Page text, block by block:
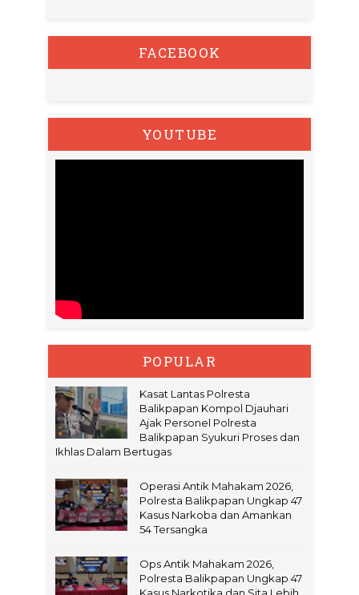
FACEBOOK
YOUTUBE
POPULAR
Kasat Lantas Polresta
Balikpapan Kompol Djauhari
Ajak Personel Polresta
Balikpapan Syukuri Proses dan
Ikhlas Dalam Bertugas
Operasi Antik Mahakam 2026,
Polresta Balikpapan Ungkap 47
Kasus Narkoba dan Amankan
54 Tersangka
Ops Antik Mahakam 2026,
Polresta Balikpapan Ungkap 47
Kasus Narkotika dan Sita Lebih